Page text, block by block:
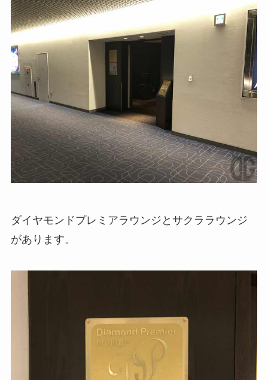
ダイヤモンドプレミアラウンジとサクララウンジ
があります。